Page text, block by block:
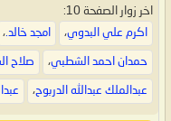
اخر زوار الصفحة 10:
اكرم علي البدوي، امجد خالد.،
حمدان احمد الشطبي، صلاح
عبدالملك عبدالله الدربوح،